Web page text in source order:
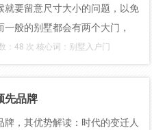
要留意尺寸大小的问题，以免
般的别墅都会有两个大门，
：48 次 核心词：别墅入户门
先品牌
，其优势解读：时代的变迁人